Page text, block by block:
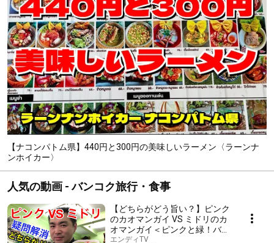
【ナコンパトム県】440円と300円の美味しいラーメン〈ラーンナ
ンホイカー〉
人気の動画 - バンコク旅行・食事
【どちらがどう旨い？】ピンク
のカオマンガイ VS ミドリのカ
オマンガイ＜ピンクと緑！バン
コク旅行＞
エンディTV